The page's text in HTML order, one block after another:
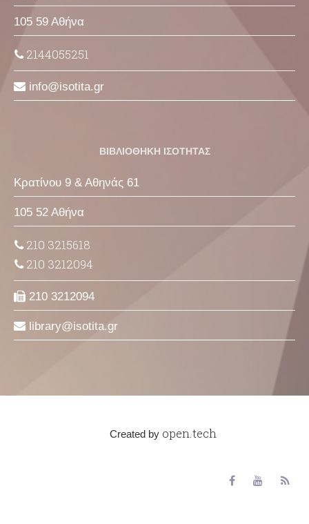
105 59 Αθήνα
2144055251
info isotita gr
ΒΙΒΛΙΟΘΗΚΗ ΙΣΟΤΗΤΑΣ
Κρατίνου 9 & Αθηνάς 61
105 52 Αθήνα
210 3215618
210 3212094
210 3212094
library isotita gr
Created by open.tech